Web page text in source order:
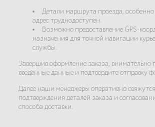
Детали маршрута проезда,
адрес труднодоступен.
Возможно предоставление GPS-
назначения для точной навигации
службы.
Завершив оформление заказа, внимательно
введённые данные и подтвердите отправку
Далее наши менеджеры оперативно
подтверждения деталей заказа и
способа доставки.